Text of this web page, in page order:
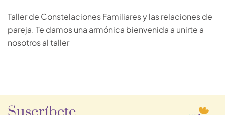
Taller de Constelaciones Familiares y las relaciones de
pareja. Te damos una armónica bienvenida a unirte a
nosotros al taller